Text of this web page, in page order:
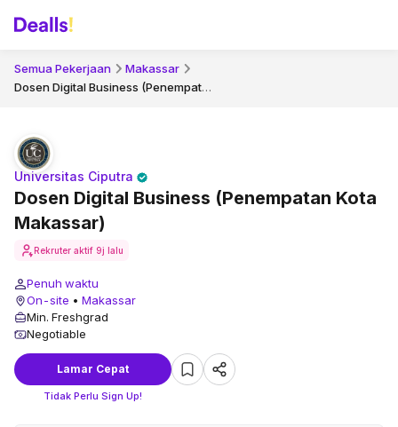
Semua Pekerjaan Makassar
Dosen Digital Business (Penempatan Kota Makassar)
Dosen Digital Business (Penempatan Kota
Makassar)
Universitas Ciputra
Rekruter aktif 9j lalu
Penuh waktu
On-site • Makassar
Min. Freshgrad
Negotiable
Lamar Cepat
Tidak Perlu Sign Up!